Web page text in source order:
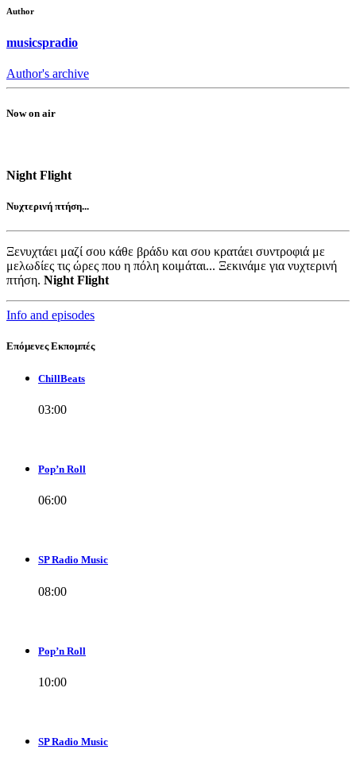
Author
musicspradio
Author's archive
Now on air
Night Flight
Νυχτερινή πτήση...
Ξενυχτάει μαζί σου κάθε βράδυ και σου κρατάει συντροφιά με
μελωδίες τις ώρες που η πόλη κοιμάται... Ξεκινάμε για νυχτερινή
πτήση. Night Flight
Info and episodes
Επόμενες Εκπομπές
ChillBeats
03:00
Pop’n Roll
06:00
SP Radio Music
08:00
Pop’n Roll
10:00
SP Radio Music